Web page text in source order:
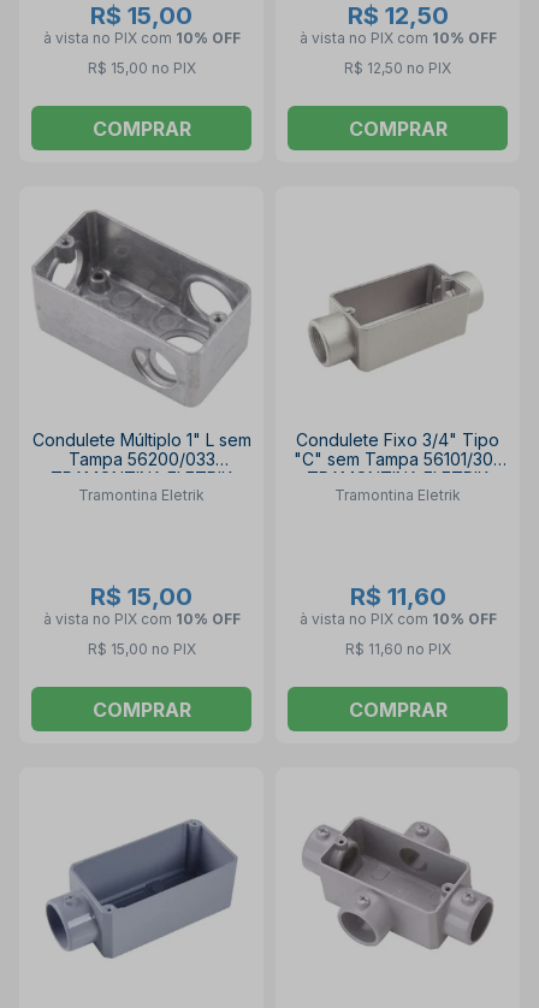
R$ 15,00
à vista no PIX com 10% OFF
R$ 15,00 no PIX
COMPRAR
R$ 12,50
à vista no PIX com 10% OFF
R$ 12,50 no PIX
COMPRAR
Condulete Múltiplo 1" L sem
Tampa 56200/033
TRAMONTINA ELETRIK
Tramontina Eletrik
R$ 15,00
à vista no PIX com 10% OFF
R$ 15,00 no PIX
COMPRAR
Condulete Fixo 3/4" Tipo
"C" sem Tampa 56101/302
TRAMONTINA ELETRIK
Tramontina Eletrik
R$ 11,60
à vista no PIX com 10% OFF
R$ 11,60 no PIX
COMPRAR